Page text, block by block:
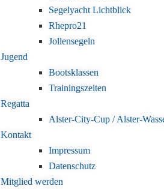
Segelyacht Lichtblick
Rhepro21
Jollensegeln
Jugend
Bootsklassen
Trainingszeiten
Regatta
Alster-City-Cup / Alster-
Kontakt
Impressum
Datenschutz
Mitglied werden